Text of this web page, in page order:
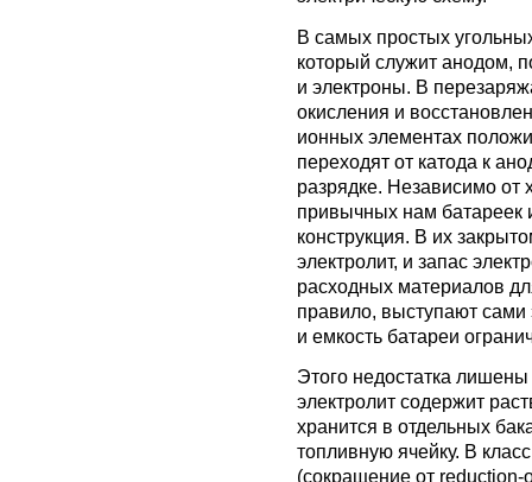
В самых простых
который служит анодом,
и электроны. В
окисления и
ионных элементах
переходят от катода к
разрядке. Независимо от
привычных нам батареек
конструкция. В их
электролит, и запас
расходных материалов
правило, выступают сами
и емкость батареи
Этого недостатка
электролит содержит
хранится в отдельных
топливную ячейку. В
(сокращение от reduction-